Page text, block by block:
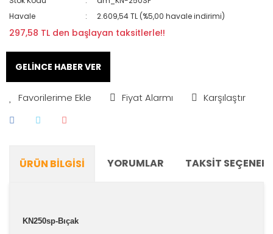
Havale
2.609,54 TL (%5,00 havale indirimi)
297,58 TL den başlayan taksitlerle!!
GELİNCE HABER VER
Fiyat Alarmı Karşılaştır
ÜRÜN BILGISI YORUMLAR TAKSIT
KN250sp-Bıçak